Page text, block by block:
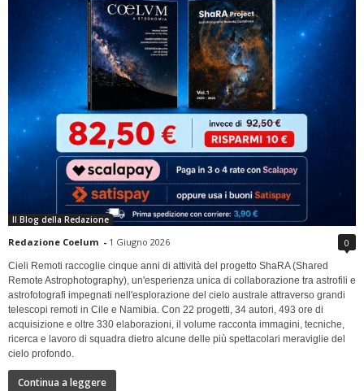
Il Blog della Redazione
Redazione Coelum - 1 Giugno 2026 0
Cieli Remoti raccoglie cinque anni di attività del progetto ShaRA (Shared
Remote Astrophotography), un'esperienza unica di collaborazione tra astrofili e
astrofotografi impegnati nell'esplorazione del cielo australe attraverso grandi
telescopi remoti in Cile e Namibia. Con 22 progetti, 34 autori, 493 ore di
acquisizione e oltre 330 elaborazioni, il volume racconta immagini, tecniche,
ricerca e lavoro di squadra dietro alcune delle più spettacolari meraviglie del
cielo profondo.
Continua a leggere